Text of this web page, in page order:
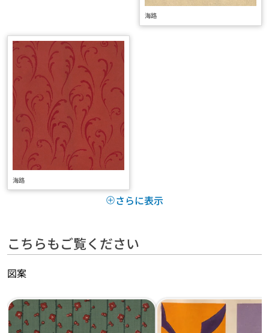
海路
海路
さらに表示
こちらもご覧ください
図案